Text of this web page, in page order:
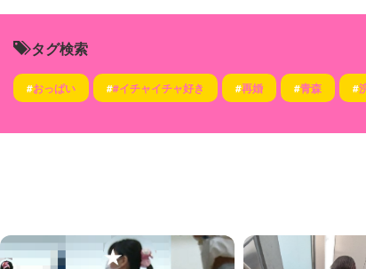
タグ検索
#おっぱい ##イチャイチャ好き #再婚 #青森 #